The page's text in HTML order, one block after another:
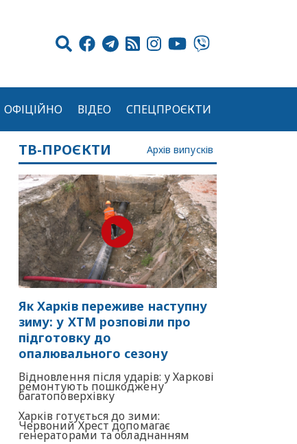
ОФІЦІЙНО ВІДЕО СПЕЦПРОЄКТИ
ТВ-ПРОЄКТИ Архів випусків
Як Харків переживе наступну
зиму: у ХТМ розповіли про
підготовку до
опалювального сезону
Відновлення після ударів: у Харкові
ремонтують пошкоджену
багатоповерхівку
Харків готується до зими:
Червоний Хрест допомагає
генераторами та обладнанням